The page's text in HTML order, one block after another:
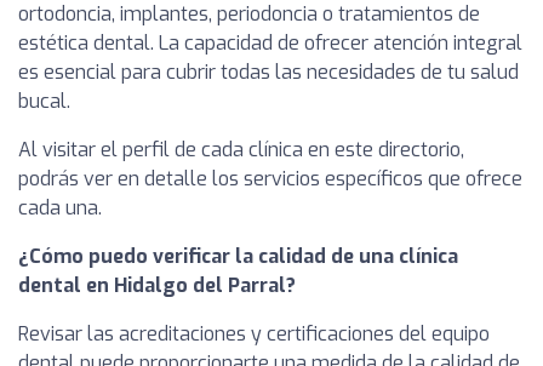
ortodoncia, implantes, periodoncia o tratamientos de
estética dental. La capacidad de ofrecer atención integral
es esencial para cubrir todas las necesidades de tu salud
bucal.
Al visitar el perfil de cada clínica en este directorio,
podrás ver en detalle los servicios específicos que ofrece
cada una.
¿Cómo puedo verificar la calidad de una clínica
dental en Hidalgo del Parral?
Revisar las acreditaciones y certificaciones del equipo